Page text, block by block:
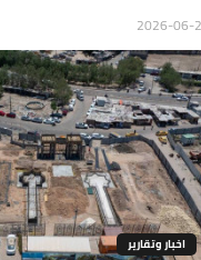
اخبار وتقارير